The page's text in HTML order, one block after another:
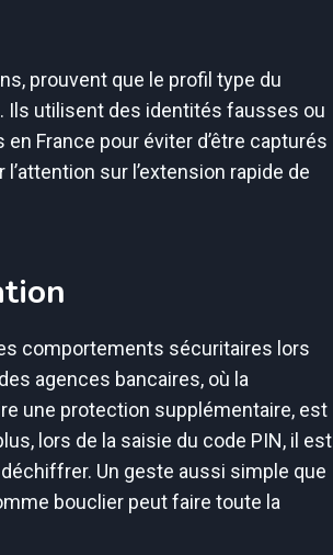
prouvent que le profil type du
Ils utilisent des identités fausses ou
France pour éviter d’être capturés
sur l’extension rapide de
comportements sécuritaires lors
agences bancaires, où la
une protection supplémentaire, est
lors de la saisie du code PIN, il est
Un geste aussi simple que
bouclier peut faire toute la